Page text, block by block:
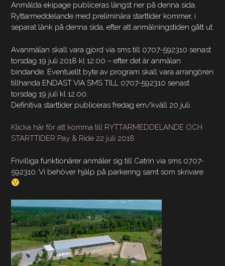
Anmälda ekipage publiceras längst ner på denna sida.
Ryttarmeddelande med preliminära starttider kommer, i
separat länk på denna sida, efter att anmälningstiden gått ut.
Avanmälan skall vara gjord via sms till 0707-592310 senast
torsdag 19 juli 2018 kl 12.00 – efter det är anmälan
bindande. Eventuellt byte av program skall vara arrangören
tillhanda ENDAST VIA SMS TILL 0707-592310 senast
torsdag 19 juli kl 12.00.
Definitiva starttider publiceras fredag em/kväll 20 juli.
Klicka här för att komma till RYTTARMEDDELANDE OCH
STARTTIDER Pay & Ride 22 juli 2018
Frivilliga funktionärer anmäler sig till Catrin via sms 0707-
592310. Vi behöver hjälp på parkering samt som skrivare